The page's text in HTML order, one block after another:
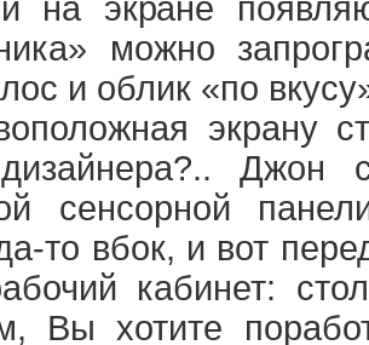
на экране
можно
и облик «по
экрану
Джон
сенсорной
то вбок, и вот
кабинет:
Вы хотите